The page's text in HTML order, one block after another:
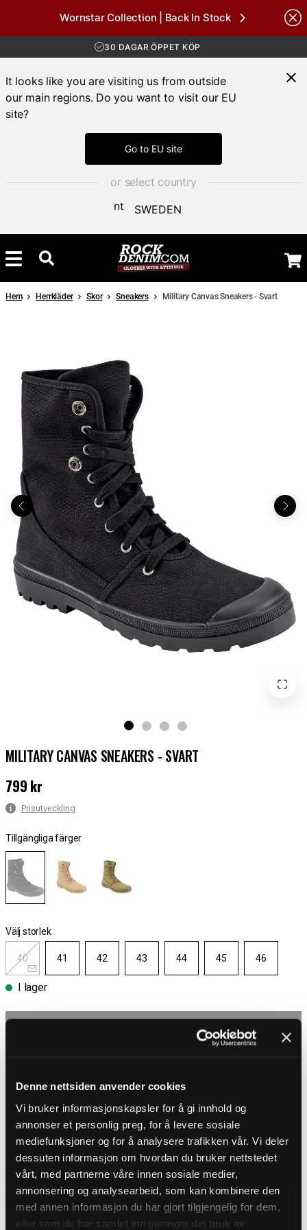
Denne nettsiden anvender cookies
Vi bruker informasjonskapsler for å gi innhold og
annonser et personlig preg, for å levere sosiale
mediefunksjoner og for å analysere trafikken vår. Vi deler
dessuten informasjon om hvordan du bruker nettstedet
vårt, med partnerne våre innen sosiale medier,
annonsering og analysearbeid, som kan kombinere den
med annen informasjon du har gjort tilgjengelig for dem,
eller som de har samlet inn gjennom din bruk av
Wornstar Collection | Back In Stock
30 DAGAR ÖPPET KÖP
LEVERANS 1-3 DAGAR
FRI FRAKT ÖVER 1000 KR
It looks like you are visiting us from outside
our main regions. Do you want to visit our EU
site?
Go to EU site
or select country
SWEDEN
Hem Herrkläder Skor Sneakers Military Canvas Sneakers - Svart
MILITARY CANVAS SNEAKERS - SVART
Pris 799 kr
799 kr
Prisutveckling
Tillgängliga färger
Välj storlek
40 41 42 43 44 45 46
I lager
Leverans 1-3 Dagar
Fri frakt över 1000 kr
PRODUKTBESKRIVNING
Canvas sneakers från Brandit
Dessa slitstarka skor kombinerar känslan av smidiga sneakers med
stabiliteten hos klassiska kängor. Tillverkade i robust canvas med ett
högt skaft som kan bäras både uppfällt eller nedvikt för en mer
avslappnad stil. De grova skosnörena och den räfflade gummisulan
ger bra grepp och en trygg känsla, medan den mjuka passformen